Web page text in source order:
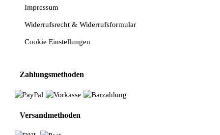
Impressum
Widerrufsrecht & Widerrufsformular
Cookie Einstellungen
Zahlungsmethoden
Versandmethoden